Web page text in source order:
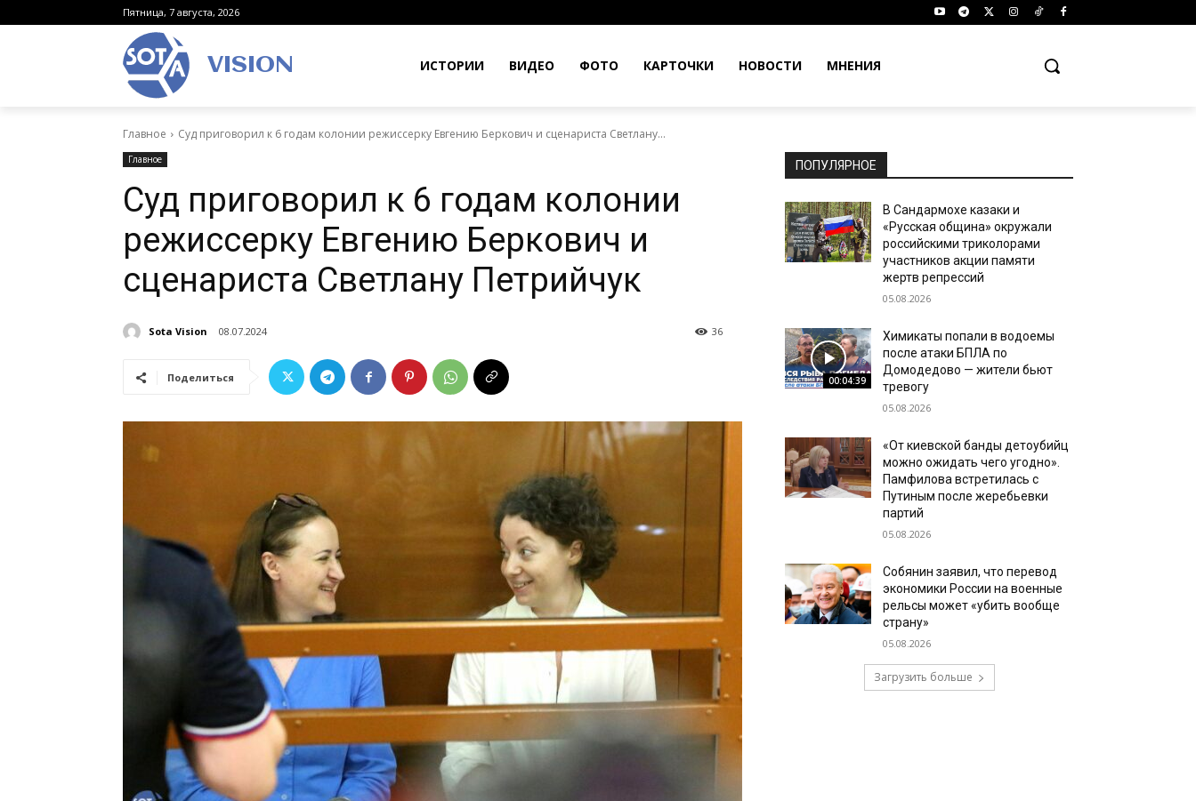
Пятница, 7 августа, 2026
VISION ИСТОРИИ ВИДЕО ФОТО КАРТОЧКИ НОВОСТИ МНЕНИЯ
Главное Суд приговорил к 6 годам колонии режиссерку Евгению Беркович и сценариста Светлану...
Главное
Суд приговорил к 6 годам колонии
режиссерку Евгению Беркович и
сценариста Светлану Петрийчук
Sota Vision 08.07.2024 36
Поделиться
ПОПУЛЯРНОЕ
В Сандармохе казаки и
«Русская община» окружали
российскими триколорами
участников акции памяти
жертв репрессий
05.08.2026
00:04:39
Химикаты попали в водоемы
после атаки БПЛА по
Домодедово — жители бьют
тревогу
05.08.2026
«От киевской банды детоубийц
можно ожидать чего угодно».
Памфилова встретилась с
Путиным после жеребьевки
партий
05.08.2026
Собянин заявил, что перевод
экономики России на военные
рельсы может «убить вообще
страну»
05.08.2026
Загрузить больше